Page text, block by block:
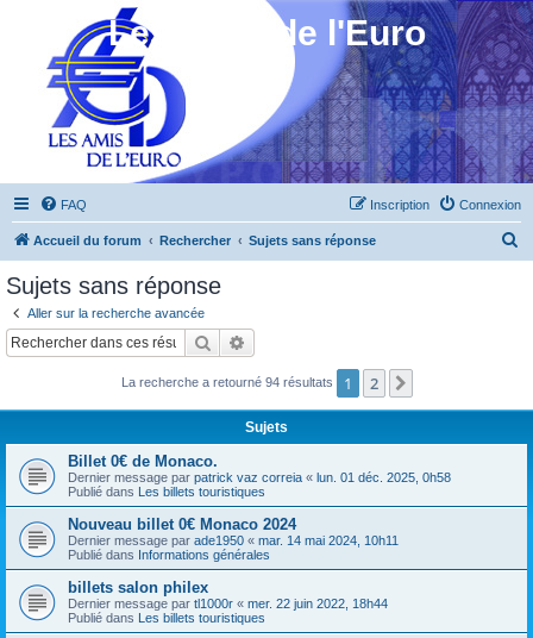
Les Amis de l'Euro
FAQ Connexion
Inscription
Accueil du forum Rechercher Sujets sans réponse
c
Sujets sans réponse
Aller sur la recherche avancée
Rechercher
La recherche a retourné 94 résultats 1 2
Sujets
Billet 0€ de Monaco.
Dernier message par patrick vaz correia « lun. 01 déc. 2025, 0h58
Publié dans Les billets touristiques
Nouveau billet 0€ Monaco 2024
Dernier message par ade1950 « mar. 14 mai 2024, 10h11
Publié dans Informations générales
billets salon philex
Dernier message par tl1000r « mer. 22 juin 2022, 18h44
Publié dans Les billets touristiques